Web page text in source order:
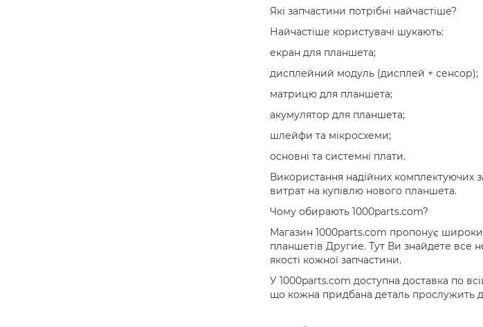
Які запчастини потрібні найчастіше?
Найчастіше користувачі шукають:
екран для планшета;
дисплейний модуль (дисплей + сенсор);
матрицю для планшета;
акумулятор для планшета;
шлейфи та мікросхеми;
основні та системні плати.
Використання надійних комплектуючих
витрат на купівлю нового планшета.
Чому обирають 1000parts.com?
Магазин 1000parts.com пропонує
планшетів Другие. Тут Ви знайдете все
якості кожної запчастини.
У 1000parts.com доступна доставка по
що кожна придбана деталь прослужить